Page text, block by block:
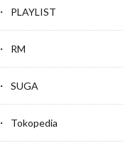
PLAYLIST
RM
SUGA
Tokopedia